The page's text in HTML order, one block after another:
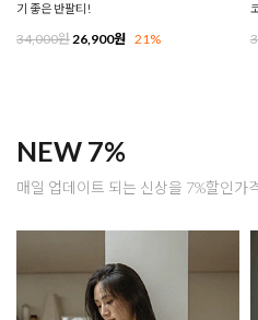
기 좋은 반팔티!
34,000원26,900원 21%
NEW 7%
매일 업데이트 되는 신상을 7%할인가